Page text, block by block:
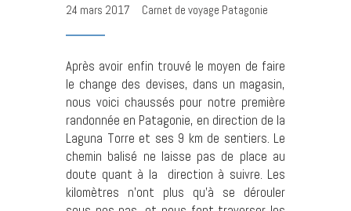
24 mars 2017 Carnet de voyage Patagonie
Après avoir enfin trouvé le moyen de faire
le change des devises, dans un magasin,
nous voici chaussés pour notre première
randonnée en Patagonie, en direction de la
Laguna Torre et ses 9 km de sentiers. Le
chemin balisé ne laisse pas de place au
doute quant à la direction à suivre. Les
kilomètres n’ont plus qu’à se dérouler